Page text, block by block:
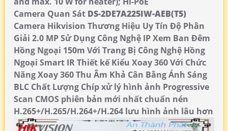
Camera Quan Sát DS-2DE7A225IW-AEB(T5)
Camera Hikvision Thương Hiệu Uy Tín Độ Phân
Giải 2.0 MP Sử Dụng Công Nghệ IP Xem Ban Đêm
Hồng Ngoại 150m Với Trang Bị Công Nghệ Hồng
Ngoại Smart IR Thiết kế Kiểu Xoay 360 Với Chức
Năng Xoay 360 Thu Âm Khả Cân Bằng Ánh Sáng
BLC Chất Lượng Chíp xử lý hình ảnh Progressive
Scan CMOS phiên bản mới nhất chuẩn nén
H.265+/H.265/H.264+/H.264 lưu hình ảnh lâu hơn